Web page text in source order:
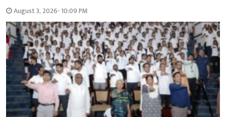
August 3, 2026- 10:09 PM